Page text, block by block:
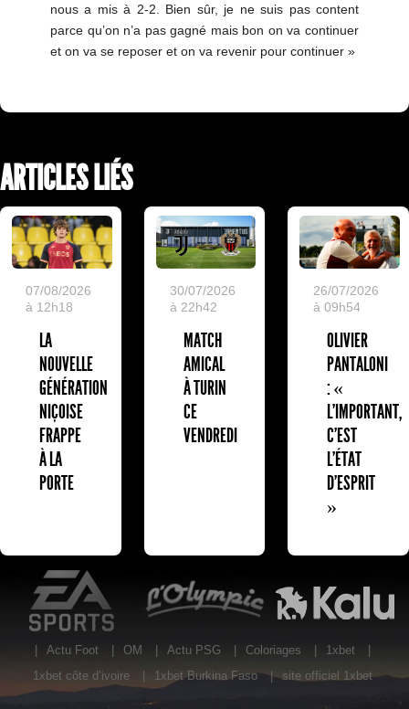
nous a mis à 2-2. Bien sûr, je ne suis pas content
parce qu’on n’a pas gagné mais bon on va continuer
et on va se reposer et on va revenir pour continuer »
ARTICLES LIÉS
07/08/2026
à 12h18
LA
NOUVELLE
GÉNÉRATION
NIÇOISE
FRAPPE
À LA
PORTE
30/07/2026
à 22h42
MATCH
AMICAL
À TURIN
CE
VENDREDI
26/07/2026
à 09h54
OLIVIER
PANTALONI
: «
L'IMPORTANT,
C'EST
L'ÉTAT
D'ESPRIT
»
EA Sports
Actu Foot OM Actu PSG Coloriages 1xbet
1xbet côte d’ivoire
1xbet Burkina Faso | site officiel 1xbet